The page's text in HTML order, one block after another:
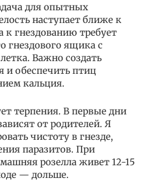
для опытных
наступает ближе к
к гнездованию требует
гнездового ящика с
Важно создать
и обеспечить птиц
кальция.
терпения. В первые дни
от родителей. Я
чистоту в гнезде,
паразитов. При
розелла живет 12-15
— дольше.